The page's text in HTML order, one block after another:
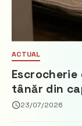
ACTUAL
Escrocherie
tânăr din
închisoare
23/07/2026